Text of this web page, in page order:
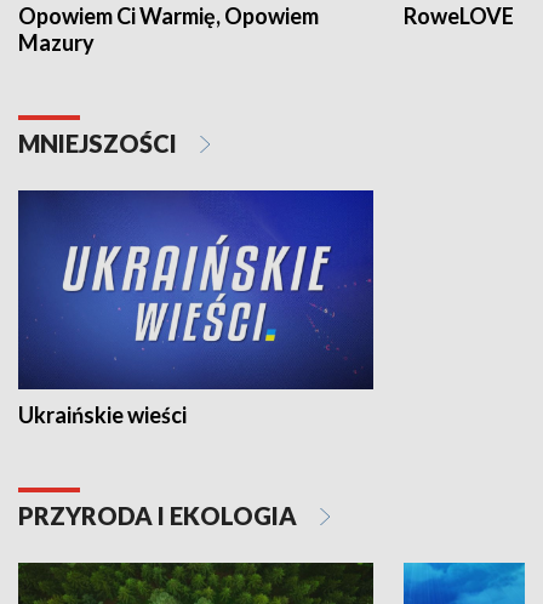
Opowiem Ci Warmię, Opowiem
Mazury
RoweLOVE
MNIEJSZOŚCI
Ukraińskie wieści
PRZYRODA I EKOLOGIA